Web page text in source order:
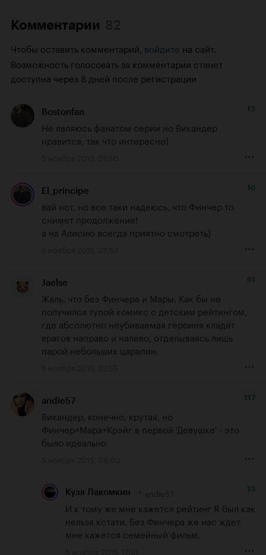
Комментарии
Чтобы оставить комментарий, войдите на сайт.
Возможность голосовать за комментарии станет
доступна через 8 дней после регистрации
Bostonfan 13
Не являюсь фанатом серии но Викандер
нравится, так что интересно)
El_principe 16
вай нот, но все таки надеюсь, что Финчер то
снимет продолжение!
а на Алисию всегда приятно смотреть)
Jaelse 61
Жаль, что без Финчера и Мары. Как бы не
получился тупой комикс с детским рейтингом,
где абсолютно неубиваемая героиня кладёт
врагов направо и налево, отделываясь лишь
парой небольших царапин.
andie57 117
Викандер, конечно, крутая, но
Финчер+Мара+Крэйг в первой 'Девушке' - это
было идеально
Кузя Лакомкин 13
И к тому же мне кажется рейтинг R был как
нельзя кстати. Без Финчера же нас ждет
мне кажется семейный фильм.